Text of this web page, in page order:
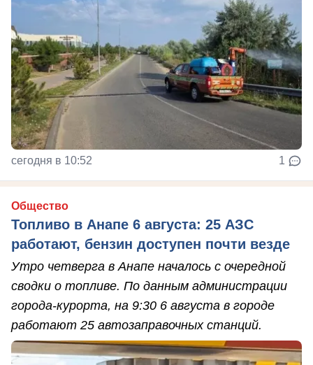
сегодня в 10:52 1
Общество
Топливо в Анапе 6 августа: 25 АЗС
работают, бензин доступен почти везде
Утро четверга в Анапе началось с очередной
сводки о топливе. По данным администрации
города-курорта, на 9:30 6 августа в городе
работают 25 автозаправочных станций.